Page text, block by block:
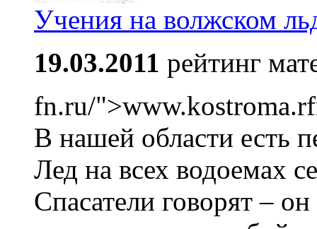
Учения на волжском
19.03.2011 рейтинг
fn.ru/
В нашей области есть
Лед на всех водоемах
Спасатели говорят –